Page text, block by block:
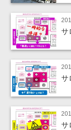
サ
サ
サ